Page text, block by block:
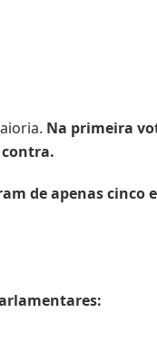
Na primeira
de apenas